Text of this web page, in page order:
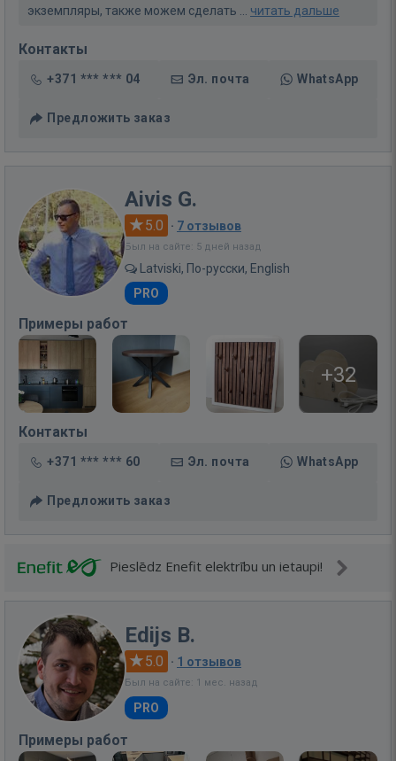
экземпляры, также можем сделать ... читать дальше
Контакты
+371 *** *** 04 Эл. почта WhatsApp
Предложить заказ
Aivis G.
5.0 · 7 отзывов
Был на сайте: 5 дней назад
Latviski, По-русски, English
PRO
Примеры работ
+32
Контакты
+371 *** *** 60 Эл. почта WhatsApp
Предложить заказ
Pieslēdz Enefit elektrību un ietaupi!
Edijs B.
5.0 · 1 отзывов
Был на сайте: 1 мес. назад
PRO
Примеры работ